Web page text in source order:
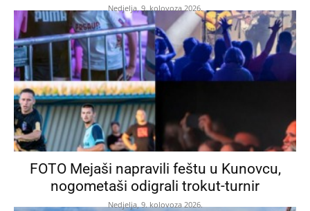
Nedjelja, 9. kolovoza 2026.
FOTO Mejaši napravili feštu u Kunovcu,
nogometaši odigrali trokut-turnir
Nedjelja, 9. kolovoza 2026.